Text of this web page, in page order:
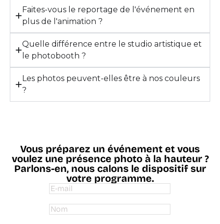
Faites-vous le reportage de l'événement en
plus de l'animation ?
Quelle différence entre le studio artistique et
le photobooth ?
Les photos peuvent-elles être à nos couleurs
?
Vous préparez un événement et vous
voulez une présence photo à la hauteur ?
Parlons-en, nous calons le dispositif sur
votre programme.
E-
Nom